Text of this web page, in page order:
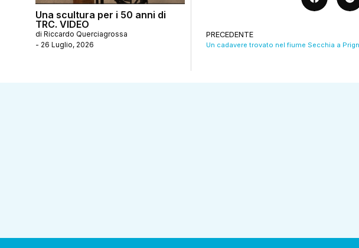
Una scultura per i 50 anni di
TRC. VIDEO
di Riccardo Querciagrossa
- 26 Luglio, 2026
PRECEDENTE